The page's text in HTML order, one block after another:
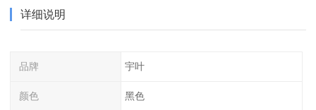
详细说明
品牌 宇叶
颜色 黑色